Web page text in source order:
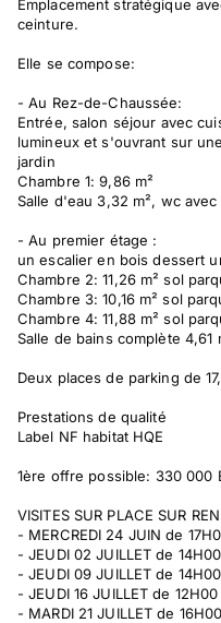
Emplacement stratégique
ceinture.
Elle se compose:
- Au Rez-de-Chaussée:
Entrée, salon séjour avec
lumineux et s'ouvrant sur
jardin
Chambre 1: 9,86 m²
Salle d'eau 3,32 m², wc
- Au premier étage :
un escalier en bois dessert
Chambre 2: 11,26 m² sol
Chambre 3: 10,16 m² sol
Chambre 4: 11,88 m² sol
Salle de bains complète 4,61
Deux places de parking de
Prestations de qualité
Label NF habitat HQE
1ère offre possible: 330 000
VISITES SUR PLACE SUR
- MERCREDI 24 JUIN de
- JEUDI 02 JUILLET de
- JEUDI 09 JUILLET de
- JEUDI 16 JUILLET de
- MARDI 21 JUILLET de